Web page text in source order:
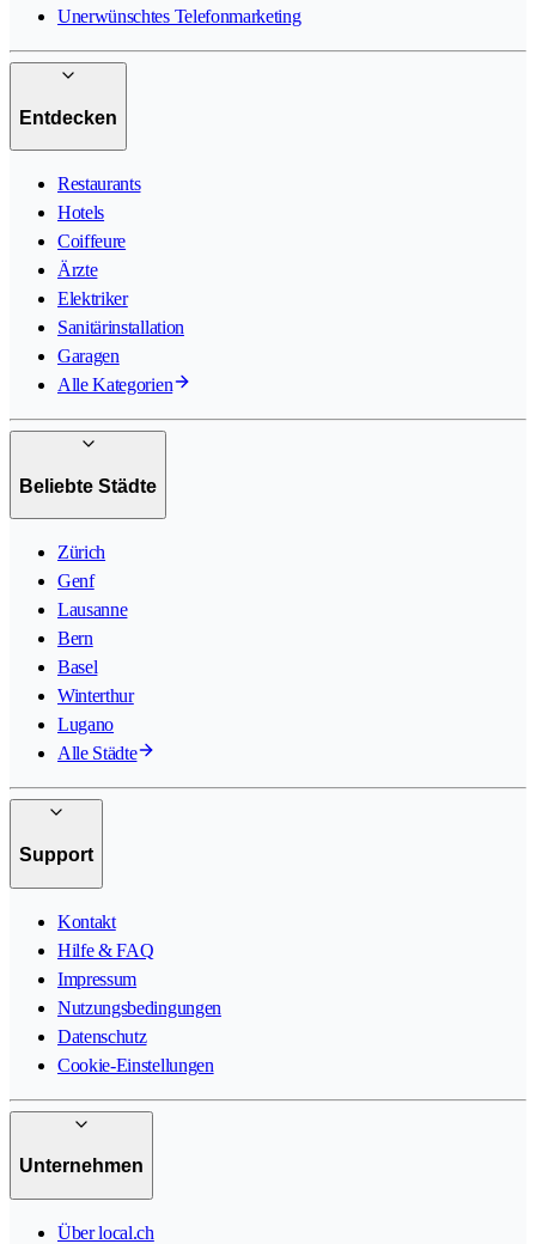
Unerwünschtes Telefonmarketing
Entdecken
Restaurants
Hotels
Coiffeure
Ärzte
Elektriker
Sanitärinstallation
Garagen
Alle Kategorien
Beliebte Städte
Zürich
Genf
Lausanne
Bern
Basel
Winterthur
Lugano
Alle Städte
Support
Kontakt
Hilfe & FAQ
Impressum
Nutzungsbedingungen
Datenschutz
Cookie-Einstellungen
Unternehmen
Über local.ch